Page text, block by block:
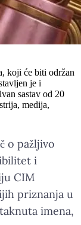
koji će biti održan
je i
sastav od 20
medija,
o pažljivo
i
CIM
priznanja u
imena,